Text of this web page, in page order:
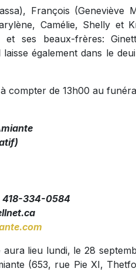
François (Geneviève
Camélie, Shelly et
ses beaux-frères:
également dans le
compter de 13h00 au
418-334-0584
lieu lundi, le 28
(653, rue Pie XI,